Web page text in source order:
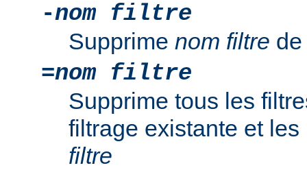
-nom filtre
Supprime nom filtre
=nom filtre
Supprime tous les
filtrage existante et
filtre